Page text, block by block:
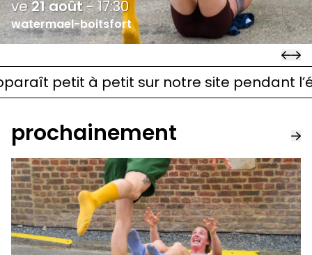
ve 21 août-17:30
watermael-boitsfort
petit à petit sur notre site pendant
prochainement